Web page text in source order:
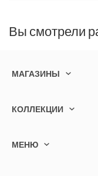
Вы смотрели
МАГАЗИНЫ
КОЛЛЕКЦИИ
МЕНЮ